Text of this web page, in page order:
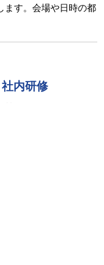
ます。会場や日時の都
社内研修